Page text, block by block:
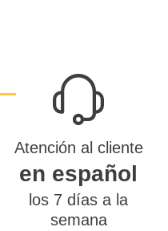
Atención al cliente
en español
los 7 días a la
semana